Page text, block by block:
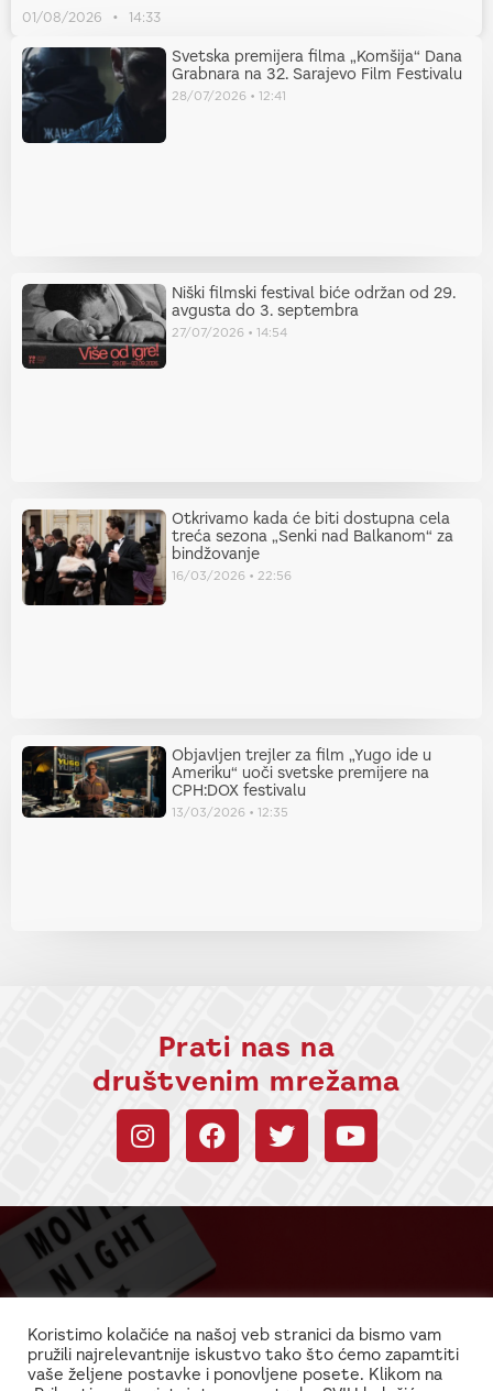
01/08/2026 14:33
Svetska premijera filma „Komšija“ Dana
Grabnara na 32. Sarajevo Film Festivalu
28/07/2026 12:41
Niški filmski festival biće održan od 29.
avgusta do 3. septembra
27/07/2026 14:54
Otkrivamo kada će biti dostupna cela
treća sezona „Senki nad Balkanom“ za
bindžovanje
16/03/2026 22:56
Objavljen trejler za film „Yugo ide u
Ameriku“ uoči svetske premijere na
CPH:DOX festivalu
13/03/2026 12:35
Prati nas na
društvenim mrežama
informacijama!
Najnovije vesti iz sveta filma i glume
Koristimo kolačiće na našoj veb stranici da bismo vam
pružili najrelevantnije iskustvo tako što ćemo zapamtiti
vaše željene postavke i ponovljene posete. Klikom na